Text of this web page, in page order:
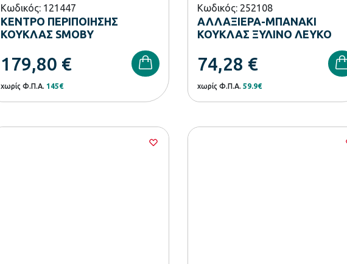
Κωδικός: 121447
ΚΕΝΤΡΟ ΠΕΡΙΠΟΙΗΣΗΣ
ΚΟΥΚΛΑΣ SMOBY
179,80 €
χωρίς Φ.Π.Α. 145€
Κωδικός: 252108
ΑΛΛΑΞΙΕΡΑ-ΜΠΑΝΑΚΙ
ΚΟΥΚΛΑΣ ΞΥΛΙΝΟ ΛΕΥΚΟ
74,28 €
χωρίς Φ.Π.Α. 59.9€